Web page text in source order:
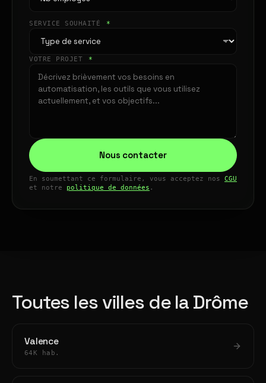
SERVICE SOUHAITÉ *
VOTRE PROJET *
Nous contacter
En soumettant ce formulaire, vous acceptez nos CGU
et notre politique de données .
Toutes les villes de la Drôme
Valence
64K hab.